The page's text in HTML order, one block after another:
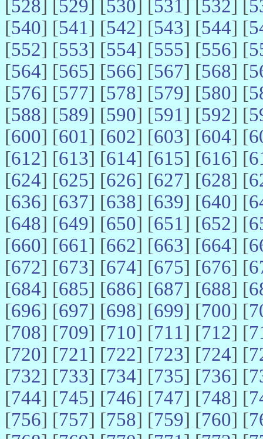
[528] [529] [530] [531] [532] [
[540] [541] [542] [543] [544] [
[552] [553] [554] [555] [556] [
[564] [565] [566] [567] [568] [
[576] [577] [578] [579] [580] [
[588] [589] [590] [591] [592] [
[600] [601] [602] [603] [604] [
[612] [613] [614] [615] [616] [
[624] [625] [626] [627] [628] [
[636] [637] [638] [639] [640] [
[648] [649] [650] [651] [652] [
[660] [661] [662] [663] [664] [
[672] [673] [674] [675] [676] [
[684] [685] [686] [687] [688] [
[696] [697] [698] [699] [700] [
[708] [709] [710] [711] [712] [
[720] [721] [722] [723] [724] [
[732] [733] [734] [735] [736] [
[744] [745] [746] [747] [748] [
[756] [757] [758] [759] [760] [